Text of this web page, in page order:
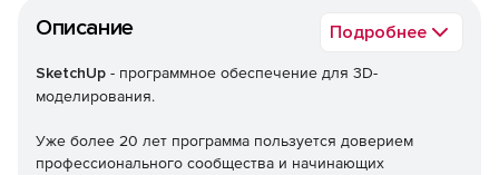
Описание Подробнее
SketchUp - программное обеспечение для 3D-
моделирования.
Уже более 20 лет программа пользуется доверием
профессионального сообщества и начинающих